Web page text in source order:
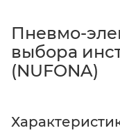
Пневмо-
выбора
(NUFONA)